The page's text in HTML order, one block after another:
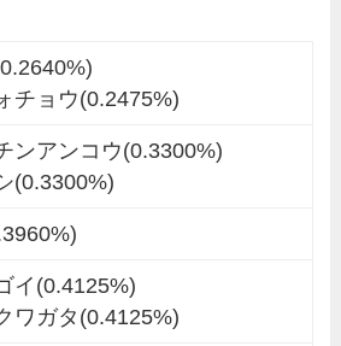
チョウ(0.2475%)
ンアンコウ(0.3300%)
(0.3300%)
イ(0.4125%)
ワガタ(0.4125%)